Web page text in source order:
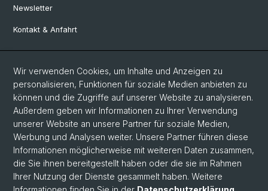
Newsletter
Kontakt & Anfahrt
Social Media
Facebook
LinkedIn
Instagram
Wir verwenden Cookies, um Inhalte und Anzeigen zu
personalisieren, Funktionen für soziale Medien anbieten zu
können und die Zugriffe auf unserer Website zu analysieren.
Außerdem geben wir Informationen zu Ihrer Verwendung
unserer Website an unsere Partner für soziale Medien,
Werbung und Analysen weiter. Unsere Partner führen diese
Informationen möglicherweise mit weiteren Daten zusammen,
die Sie ihnen bereitgestellt haben oder die sie im Rahmen
Ihrer Nutzung der Dienste gesammelt haben. Weitere